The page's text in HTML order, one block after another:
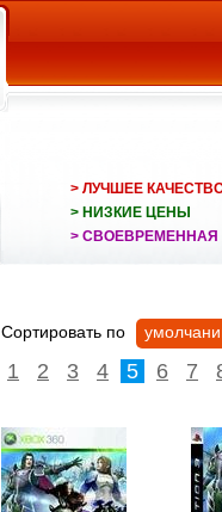
> ЛУЧШЕЕ
> НИЗКИЕ ЦЕНЫ
> СВОЕВРЕМЕННАЯ
Сортировать по
1 2 3 4 5 6 7